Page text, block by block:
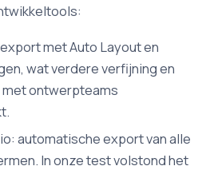
met Auto Layout en
wat verdere verfijning en
ontwerpteams
automatische export van alle
In onze test volstond het